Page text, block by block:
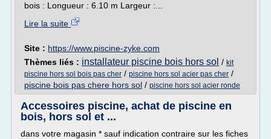
bois : Longueur : 6.10 m Largeur :...
Lire la suite
Site : https://www.piscine-zyke.com
Thèmes liés : installateur piscine bois hors sol / kit
piscine hors sol bois pas cher / piscine hors sol acier pas cher /
piscine bois pas chere hors sol / piscine hors sol acier ronde
Accessoires piscine, achat de piscine en
bois, hors sol et ...
dans votre magasin * sauf indication contraire sur les fiches